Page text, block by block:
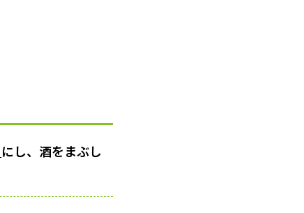
にし、酒をまぶし